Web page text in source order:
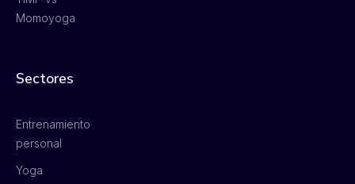
Momoyoga
Sectores
Entrenamiento
personal
Yoga